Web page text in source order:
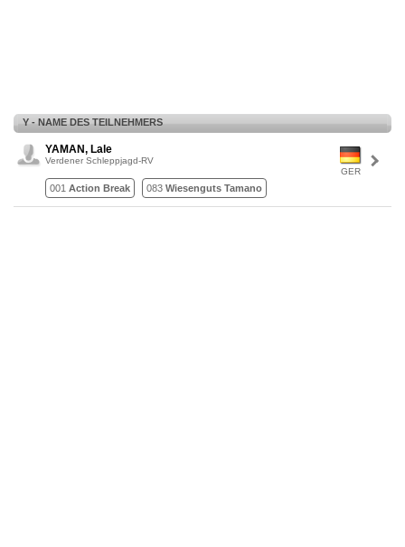
Y - NAME DES TEILNEHMERS
GER
YAMAN, Lale
Verdener Schleppjagd-RV
001 Action Break 083 Wiesenguts Tamano